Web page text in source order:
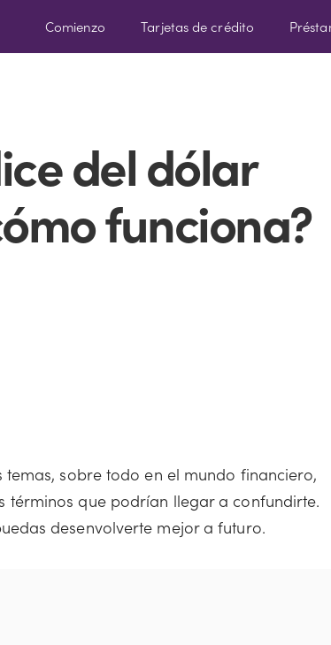
Comienzo Tarjetas de crédito
del dólar
funciona?
sobre todo en el mundo financiero,
que podrían llegar a confundirte.
desenvolverte mejor a futuro.